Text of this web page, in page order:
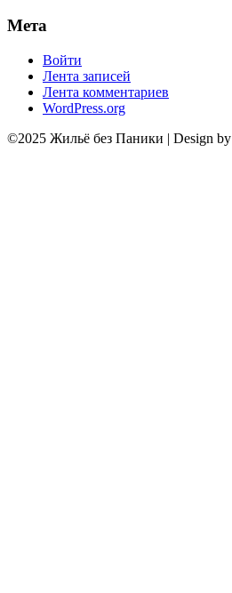
Мета
Войти
Лента записей
Лента комментариев
WordPress.org
©2025 Жильё без Паники | Design by